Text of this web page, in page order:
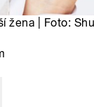
žena | Foto: